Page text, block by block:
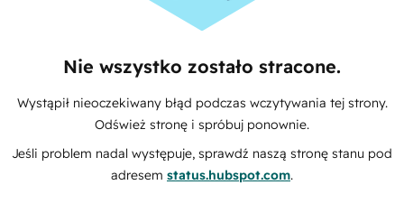
Nie wszystko zostało stracone.
Wystąpił nieoczekiwany błąd podczas wczytywania tej strony.
Odśwież stronę i spróbuj ponownie.
Jeśli problem nadal występuje, sprawdź naszą stronę stanu pod
adresem status.hubspot.com.